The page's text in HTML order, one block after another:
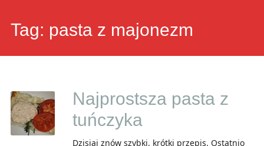
Tag: pasta z majonezm
Najprostsza pasta z
tuńczyka
Dzisiaj znów szybki, krótki przepis. Ostatnio